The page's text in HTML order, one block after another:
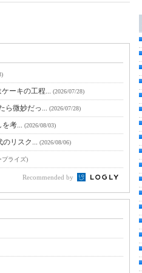
ーキの工程... (2026/07/28)
ら微妙だっ... (2026/07/28)
考... (2026/08/03)
リスク... (2026/08/06)
プライズ)
Recommended by